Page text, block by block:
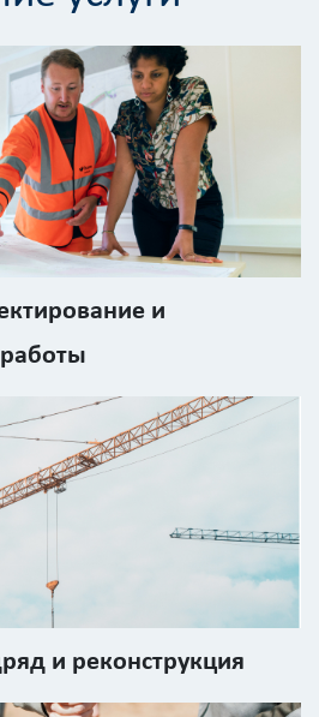
и
и реконструкция
работ
?
Площадь
?
здания
0
р